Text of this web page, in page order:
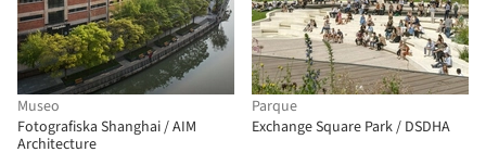
Museo
Fotografiska Shanghai / AIM
Architecture
Parque
Exchange Square Park / DSDHA